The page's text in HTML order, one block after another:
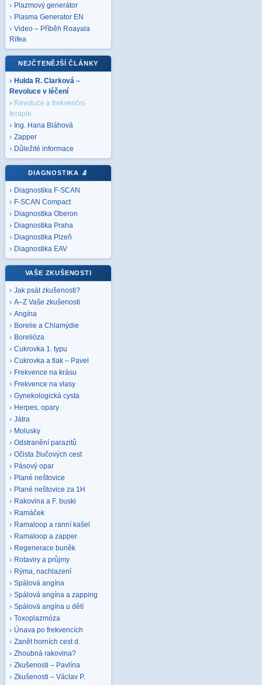
Plazmový generátor
Plasma Generator EN
Video – Příběh Roayala
Rifea
NEJČTENĚJŠÍ ČLÁNKY
Hulda R. Clarková –
Revoluce v léčení
Revoluce a frekvenční
terapie
Ing. Hana Bláhová
Zapper
Důležité informace
DIAGNOSTIKA 🔬
Diagnostika F-SCAN
F-SCAN Compact
Diagnostika Oberon
Diagnostika Praha
Diagnostika Plzeň
Diagnostika EAV
VAŠE ZKUŠENOSTI
Jak psát zkušenosti?
A–Z Vaše zkušenosti
Angína
Borelie a Chlamýdie
Borelióza
Cukrovka 1. typu
Cukrovka a tlak – Pavel
Frekvence na krásu
Frekvence na vlasy
Gynekologická cysta
Herpes, opary
Játra
Molusky
Odstranění parazitů
Očista žlučových cest
Pásový opar
Plané neštovice
Plané neštovice za 1H
Rakovina a F. buski
Ramáček
Ramaloop a ranní kašel
Ramaloop a zapper
Regenerace buněk
Rotaviry a průjmy
Rýma, nachlazení
Spálová angína
Spálová angína a zapping
Spálová angína u dětí
Toxoplazmóza
Únava po frekvencích
Zanět horních cest d.
Zhoubná rakovina?
Zkušenosti – Pavlína
Zkušenosti – Václav P.